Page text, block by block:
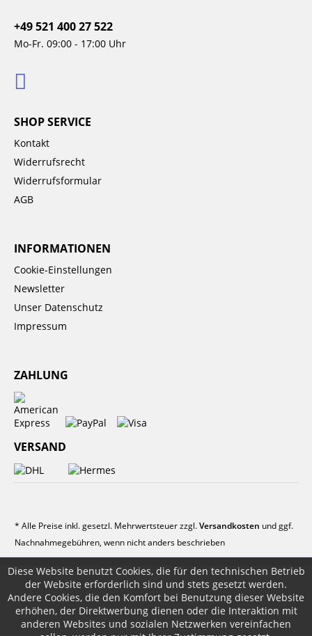
+49 521 400 27 522
Mo-Fr. 09:00 - 17:00 Uhr
SHOP SERVICE
Kontakt
Widerrufsrecht
Widerrufsformular
AGB
INFORMATIONEN
Cookie-Einstellungen
Newsletter
Unser Datenschutz
Impressum
ZAHLUNG
VERSAND
* Alle Preise inkl. gesetzl. Mehrwertsteuer zzgl.Versandkosten und ggf.
Nachnahmegebühren, wenn nicht anders beschrieben
Diese Website benutzt Cookies, die für den technischen Betrieb
der Website erforderlich sind und stets gesetzt werden.
Andere Cookies, die den Komfort bei Benutzung dieser Website
erhöhen, der Direktwerbung dienen oder die Interaktion mit
anderen Websites und sozialen Netzwerken vereinfachen